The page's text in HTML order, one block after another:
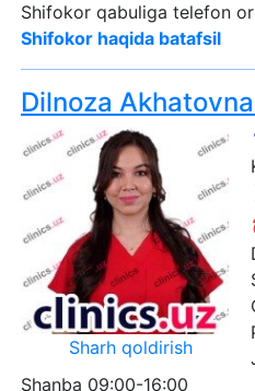
Shifokor qabuliga telefon
Shifokor haqida batafsil
Dilnoza
Sharh qoldirish
Shanba 09:00-16:00